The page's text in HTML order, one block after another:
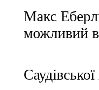
Макс
можливий